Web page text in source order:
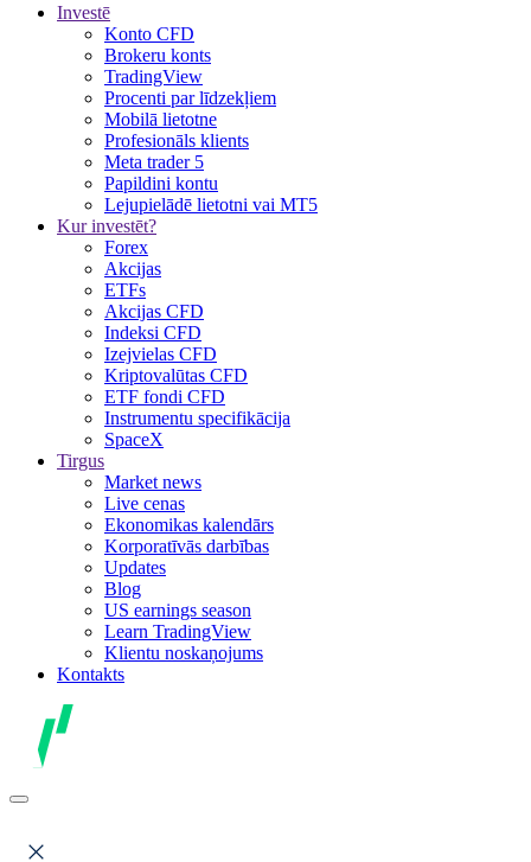
Investē
Konto CFD
Brokeru konts
TradingView
Procenti par līdzekļiem
Mobilā lietotne
Profesionāls klients
Meta trader 5
Papildini kontu
Lejupielādē lietotni vai MT5
Kur investēt?
Forex
Akcijas
ETFs
Akcijas CFD
Indeksi CFD
Izejvielas CFD
Kriptovalūtas CFD
ETF fondi CFD
Instrumentu specifikācija
SpaceX
Tirgus
Market news
Live cenas
Ekonomikas kalendārs
Korporatīvās darbības
Updates
Blog
US earnings season
Learn TradingView
Klientu noskaņojums
Kontakts